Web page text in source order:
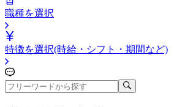
職種を選択
特徴を選択(時給・シフト・期間など)